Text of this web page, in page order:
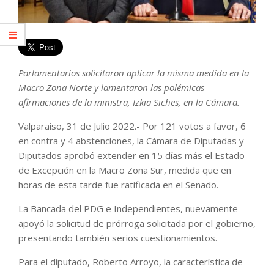
Parlamentarios solicitaron aplicar la misma medida en la
Macro Zona Norte y lamentaron las polémicas
afirmaciones de la ministra, Izkia Siches, en la Cámara.
Valparaíso, 31 de Julio 2022.- Por 121 votos a favor, 6
en contra y 4 abstenciones, la Cámara de Diputadas y
Diputados aprobó extender en 15 días más el Estado
de Excepción en la Macro Zona Sur, medida que en
horas de esta tarde fue ratificada en el Senado.
La Bancada del PDG e Independientes, nuevamente
apoyó la solicitud de prórroga solicitada por el gobierno,
presentando también serios cuestionamientos.
Para el diputado, Roberto Arroyo, la característica de